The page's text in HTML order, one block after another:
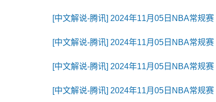
[中文解说-腾讯] 2024年11月05日NBA常规
[中文解说-腾讯] 2024年11月05日NBA常规
[中文解说-腾讯] 2024年11月05日NBA常规
[中文解说-腾讯] 2024年11月05日NBA常规